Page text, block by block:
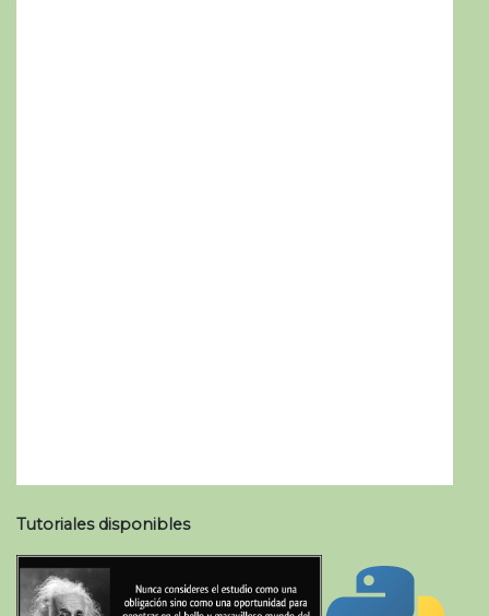
Tutoriales disponibles